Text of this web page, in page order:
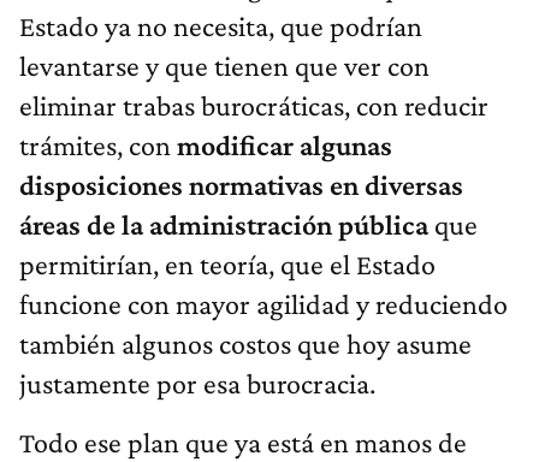
Estado ya no necesita, que podrían
levantarse y que tienen que ver con
eliminar trabas burocráticas, con reducir
trámites, con modificar algunas
disposiciones normativas en diversas
áreas de la administración públicaque
permitirían, en teoría, que el Estado
funcione con mayor agilidad y reduciendo
también algunos costos que hoy asume
justamente por esa burocracia.
Todo ese plan que ya está en manos de